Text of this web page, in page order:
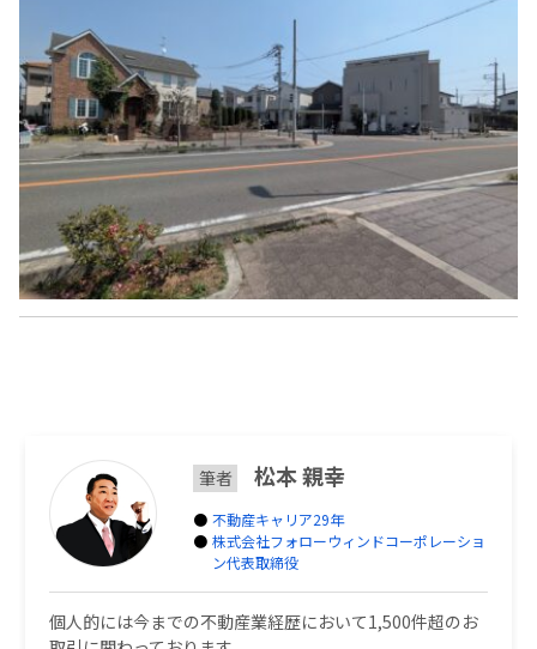
筆者 松本 親幸
不動産キャリア29年
株式会社フォローウィンドコーポレーショ
ン代表取締役
個人的には今までの不動産業経歴において1,500件超のお